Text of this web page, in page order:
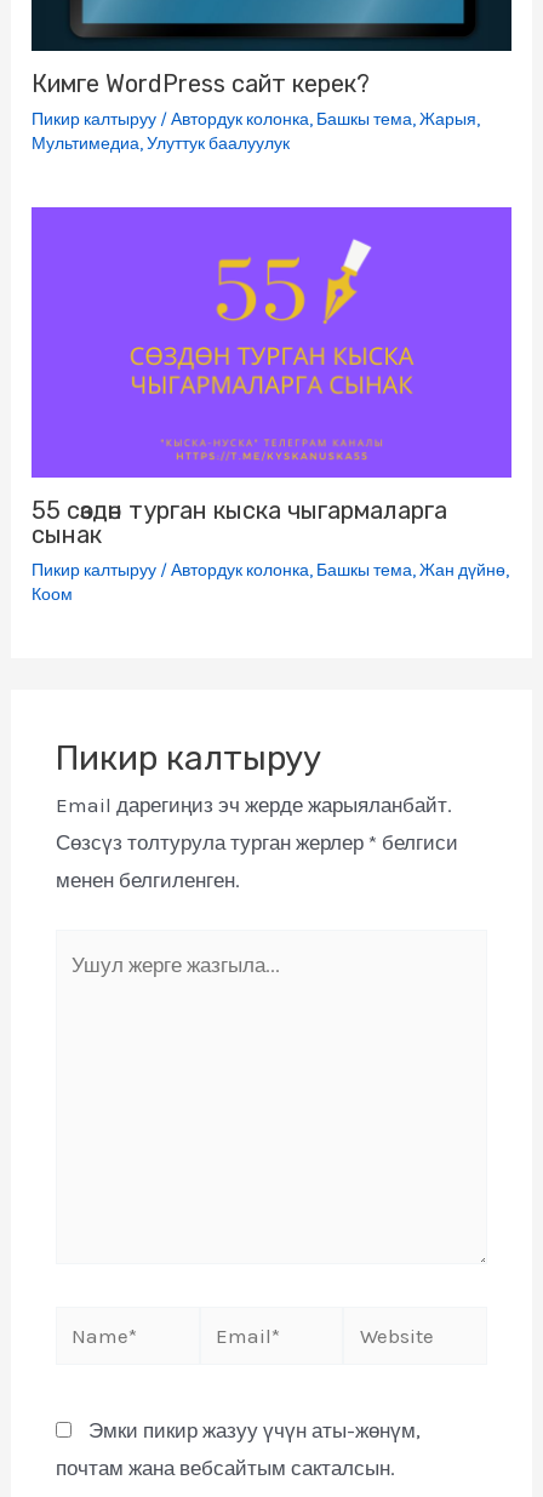
Кимге WordPress сайт керек?
Пикир калтыруу /Автордук колонка, Башкы тема,Жарыя,
Мультимедиа,Улуттук баалуулук
55 сөздөн турган кыска чыгармаларга
сынак
Пикир калтыруу /Автордук колонка, Башкы тема,Жан дүйнө,
Коом
Пикир калтыруу
Email дарегиңиз эч жерде жарыяланбайт.
Сөзсүз толтурула турган жерлер * белгиси
менен белгиленген.
Эмки пикир жазуу үчүн аты-жөнүм,
почтам жана вебсайтым сакталсын.